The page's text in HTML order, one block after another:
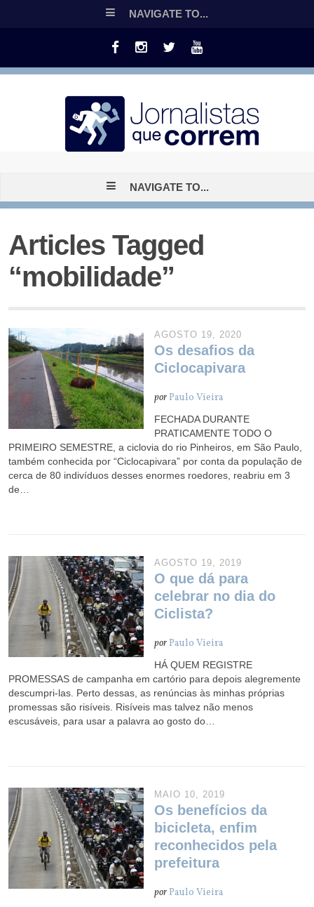
NAVIGATE TO...
NAVIGATE TO...
Articles Tagged
“mobilidade”
AGOSTO 19, 2020
Os desafios da
Ciclocapivara
porPaulo Vieira
FECHADA DURANTE
PRATICAMENTE TODO O
PRIMEIRO SEMESTRE, a ciclovia do rio Pinheiros, em São Paulo,
também conhecida por “Ciclocapivara” por conta da população de
cerca de 80 indivíduos desses enormes roedores, reabriu em 3
de…
AGOSTO 19, 2019
O que dá para
celebrar no dia do
Ciclista?
porPaulo Vieira
HÁ QUEM REGISTRE
PROMESSAS de campanha em cartório para depois alegremente
descumpri-las. Perto dessas, as renúncias às minhas próprias
promessas são risíveis. Risíveis mas talvez não menos
escusáveis, para usar a palavra ao gosto do…
MAIO 10, 2019
Os benefícios da
bicicleta, enfim
reconhecidos pela
prefeitura
porPaulo Vieira